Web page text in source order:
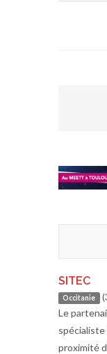
SITEC
Occitanie
Le
spécialiste
proximité